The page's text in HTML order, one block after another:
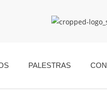
PALESTRAS